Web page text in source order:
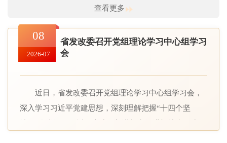
安全。 会议强调，要立足岗位职责，抓实具体工
立足最不利情况做好万全准备，做到守土有责、守土负
责、守土尽责。要下沉一线、靠前指导，抓本级带系
路、数据、重点项目等重点领域全面开展隐患排查，制
定问题清单、建立整治台账、加快推进整改，确保各类
查看更多
08
2026-07
省发改委召开党组理论学习中心组学习
会
近日，省发改委召开党组理论学习中心组学习会，
深入学习习近平党建思想，深刻理解把握“十四个坚